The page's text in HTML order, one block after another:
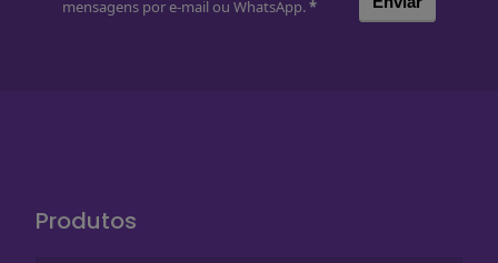
mensagens por e-mail ou WhatsApp.*
Produtos